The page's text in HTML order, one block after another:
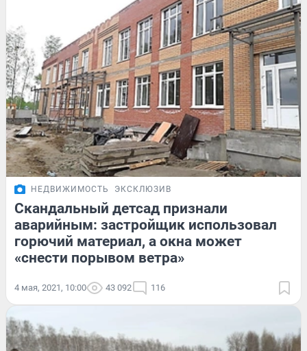
НЕДВИЖИМОСТЬ ЭКСКЛЮЗИВ
Скандальный детсад признали
аварийным: застройщик использовал
горючий материал, а окна может
«снести порывом ветра»
4 мая, 2021, 10:00 43 092 116